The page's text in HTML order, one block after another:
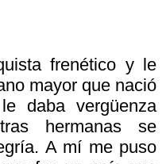
frenético y le
mayor que nació
daba vergüenza
hermanas se
A mí me puso